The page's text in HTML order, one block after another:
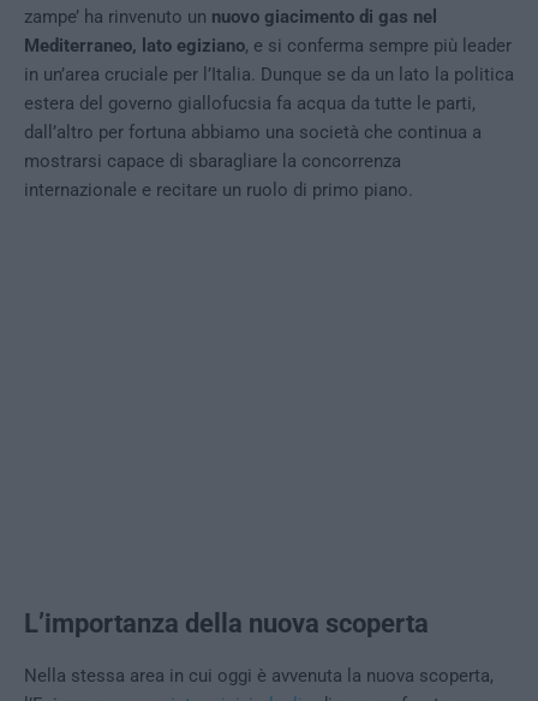
zampe’ ha rinvenuto un nuovo giacimento di gas nel
Mediterraneo, lato egiziano, e si conferma sempre più leader
in un’area cruciale per l’Italia. Dunque se da un lato la politica
estera del governo giallofucsia fa acqua da tutte le parti,
dall’altro per fortuna abbiamo una società che continua a
mostrarsi capace di sbaragliare la concorrenza
internazionale e recitare un ruolo di primo piano.
L’importanza della nuova scoperta
Nella stessa area in cui oggi è avvenuta la nuova scoperta,